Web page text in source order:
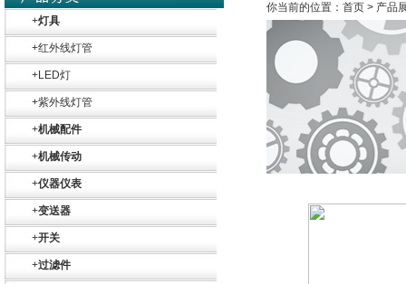
+灯具
+红外线灯管
+LED灯
+紫外线灯管
+机械配件
+机械传动
+仪器仪表
+变送器
+开关
+过滤件
你当前的位置：首页 > 产品